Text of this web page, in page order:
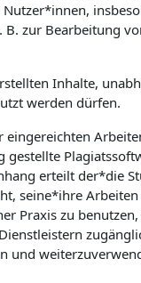
zur Bearbeitung
Inhalte,
werden dürfen.
erteilt der*die
seine*ihre
Praxis zu
und